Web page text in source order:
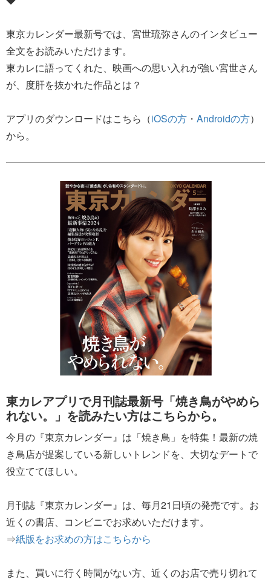
東京カレンダー最新号では、宮世琉弥さんのインタビュー
全文をお読みいただけます。
東カレに語ってくれた、映画への思い入れが強い宮世さん
が、度肝を抜かれた作品とは？
アプリのダウンロードはこちら（iOSの方 ・ Androidの方）
から。
東カレアプリで月刊誌最新号「焼き鳥がやめら
れない。」を読みたい方はこちらから。
今月の『東京カレンダー』は「焼き鳥」を特集！最新の焼
き鳥店が提案している新しいトレンドを、大切なデートで
役立ててほしい。
月刊誌『東京カレンダー』は、毎月21日頃の発売です。お
近くの書店、コンビニでお求めいただけます。
⇒紙版をお求めの方はこちらから
また、買いに行く時間がない方、近くのお店で売り切れて